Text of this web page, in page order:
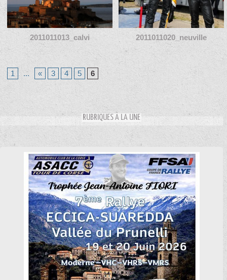
2011011013_calvi 2011011020_neuville
1 ... « 3 4 5 6
RUBRIQUES À LA UNE